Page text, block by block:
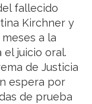
fallecido
Kirchner y
a la
juicio oral.
de Justicia
espera por
de prueba